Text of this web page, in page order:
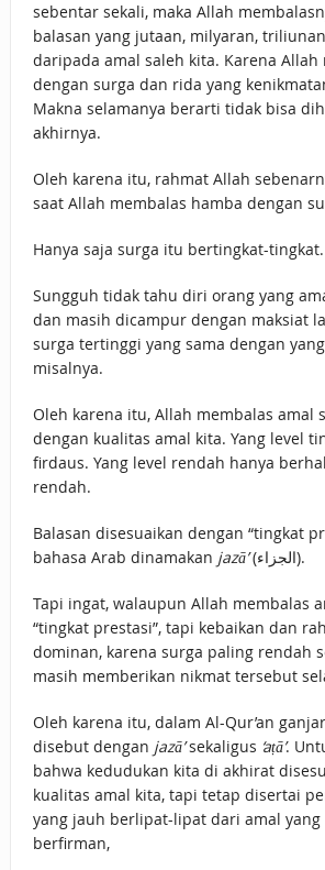
sebentar sekali, maka Allah
balasan yang jutaan, milyaran,
daripada amal saleh kita. Karena Allah
dengan surga dan rida yang
Makna selamanya berarti tidak bisa
akhirnya.
Oleh karena itu, rahmat Allah
saat Allah membalas hamba dengan
Hanya saja surga itu bertingkat-tingkat.
Sungguh tidak tahu diri orang yang
dan masih dicampur dengan maksiat
surga tertinggi yang sama dengan
misalnya.
Oleh karena itu, Allah membalas amal
dengan kualitas amal kita. Yang level
firdaus. Yang level rendah hanya
rendah.
Balasan disesuaikan dengan “tingkat
bahasa Arab dinamakan jazā’ (الجزاء).
Tapi ingat, walaupun Allah membalas
“tingkat prestasi”, tapi kebaikan dan
dominan, karena surga paling rendah
masih memberikan nikmat tersebut
Oleh karena itu, dalam Al-Qur’an
disebut dengan jazā’sekaligus ‘aṭā’.
bahwa kedudukan kita di akhirat
kualitas amal kita, tapi tetap disertai
yang jauh berlipat-lipat dari amal yang
berfirman,